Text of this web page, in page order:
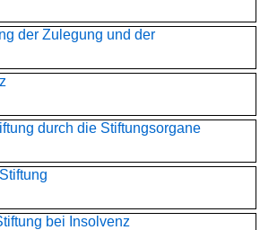
der Zulegung und der
durch die Stiftungsorgane
bei Insolvenz